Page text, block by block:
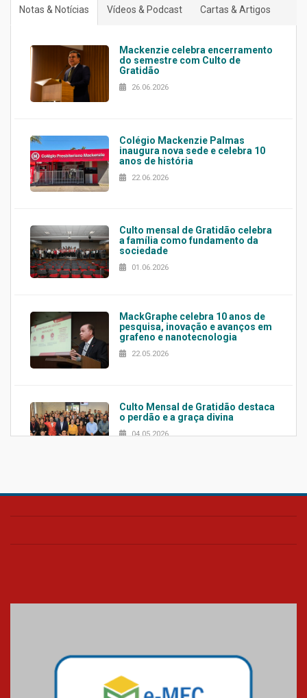
Notas & Notícias Vídeos & Podcast Cartas & Artigos
Mackenzie celebra encerramento
do semestre com Culto de
Gratidão
26.06.2026
Colégio Mackenzie Palmas
inaugura nova sede e celebra 10
anos de história
22.06.2026
Culto mensal de Gratidão celebra
a família como fundamento da
sociedade
01.06.2026
MackGraphe celebra 10 anos de
pesquisa, inovação e avanços em
grafeno e nanotecnologia
22.05.2026
Culto Mensal de Gratidão destaca
o perdão e a graça divina
04.05.2026
Confira como foi o culto mensal
Mackenzie mobiliza campanha
solidária para apoiar famílias em